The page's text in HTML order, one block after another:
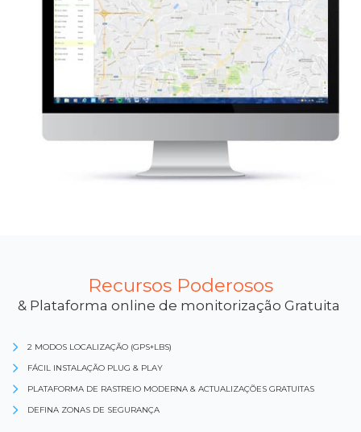
Recursos Poderosos
& Plataforma online de monitorização Gratuita
2 MODOS LOCALIZAÇÃO (GPS+LBS)
FÁCIL INSTALAÇÃO PLUG & PLAY
PLATAFORMA DE RASTREIO MODERNA & ACTUALIZAÇÕES GRATUITAS
DEFINA ZONAS DE SEGURANÇA